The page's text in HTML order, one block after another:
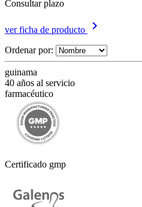
Consultar plazo
ver ficha de producto keyboard_arrow_right
Ordenar por:
guinama
40 años al servicio
farmacéutico
Certificado gmp